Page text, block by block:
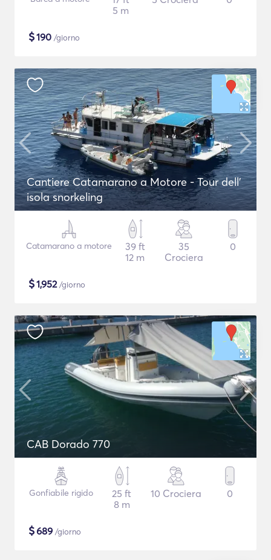
5 m
$190 /giorno
Cantiere Catamarano a Motore - Tour dell'
isola snorkeling
Catamarano a motore
39 ft
12 m
35
Crociera
0
$1,952/giorno
CAB Dorado 770
Gonfiabile rigido
25 ft
8 m
10 Crociera 0
$689 /giorno